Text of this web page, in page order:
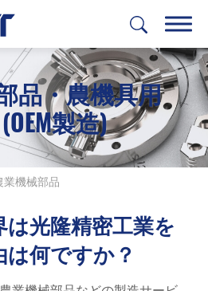
品・農機具用
製造)
業機械部品
光隆精密工業を
何ですか？
日本語 Deutsch